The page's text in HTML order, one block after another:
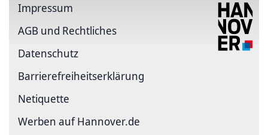
Impressum
AGB und Rechtliches
Datenschutz
Barriere­freiheits­erklärung
Netiquette
Werben auf Hannover.de